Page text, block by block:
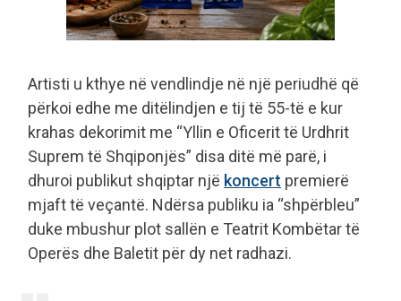
Artisti u kthye në vendlindje në një periudhë që
përkoi edhe me ditëlindjen e tij të 55-të e kur
krahas dekorimit me “Yllin e Oficerit të Urdhrit
Suprem të Shqiponjës” disa ditë më parë, i
dhuroi publikut shqiptar një koncert premierë
mjaft të veçantë. Ndërsa publiku ia “shpërbleu”
duke mbushur plot sallën e Teatrit Kombëtar të
Operës dhe Baletit për dy net radhazi.